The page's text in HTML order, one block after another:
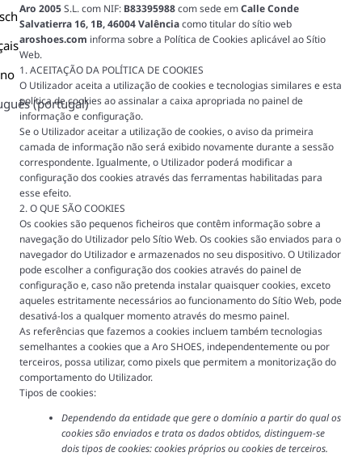
(portugal)
Aro 2005S.L. com NIF: B83395988com sede emCalle Conde
Salvatierra 16, 1B, 46004 Valênciacomo titular do sítio web
aroshoes.com informa sobre a Política de Cookies aplicável ao Sítio
Web.
1. ACEITAÇÃO DA POLÍTICA DE COOKIES
O Utilizador aceita a utilização de cookies e tecnologias similares e esta
política de cookies ao assinalar a caixa apropriada no painel de
informação e configuração.
Se o Utilizador aceitar a utilização de cookies, o aviso da primeira
camada de informação não será exibido novamente durante a sessão
correspondente. Igualmente, o Utilizador poderá modificar a
configuração dos cookies através das ferramentas habilitadas para
esse efeito.
2. O QUE SÃO COOKIES
Os cookies são pequenos ficheiros que contêm informação sobre a
navegação do Utilizador pelo Sítio Web. Os cookies são enviados para o
navegador do Utilizador e armazenados no seu dispositivo. O Utilizador
pode escolher a configuração dos cookies através do painel de
configuração e, caso não pretenda instalar quaisquer cookies, exceto
aqueles estritamente necessários ao funcionamento do Sítio Web, pode
desativá-los a qualquer momento através do mesmo painel.
As referências que fazemos a cookies incluem também tecnologias
semelhantes a cookies que a Aro SHOES, independentemente ou por
terceiros, possa utilizar, como pixels que permitem a monitorização do
comportamento do Utilizador.
Tipos de cookies:
Dependendo da entidade que gere o domínio a partir do qual os
cookies são enviados e trata os dados obtidos, distinguem-se
dois tipos de cookies: cookies próprios ou cookies de terceiros.